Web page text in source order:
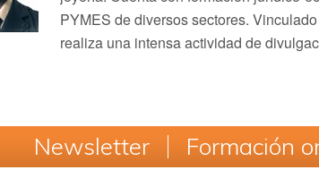
PYMES de diversos sectores.
realiza una intensa actividad de
Newsletter Formación